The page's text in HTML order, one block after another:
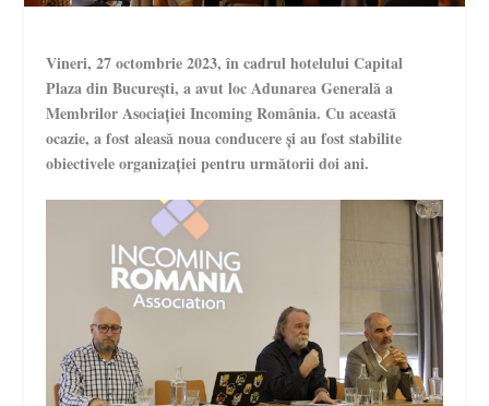
Vineri, 27 octombrie 2023, în cadrul hotelului Capital
Plaza din București, a avut loc Adunarea Generală a
Membrilor Asociației Incoming România. Cu această
ocazie, a fost aleasă noua conducere și au fost stabilite
obiectivele organizației pentru următorii doi ani.